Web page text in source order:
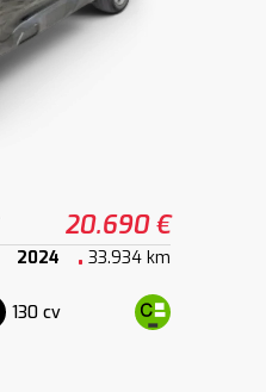
20.690 €
2024 33.934 km
130 cv